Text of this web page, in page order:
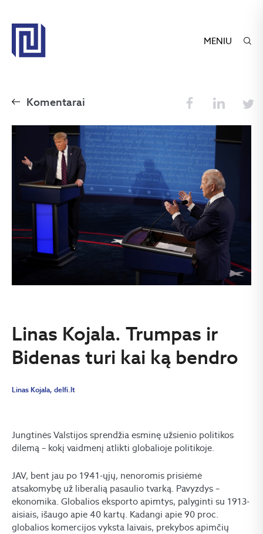
MENIU
Komentarai
Linas Kojala. Trumpas ir
Bidenas turi kai ką bendro
Linas Kojala, delfi.lt
Jungtinės Valstijos sprendžia esminę užsienio politikos
dilemą – kokį vaidmenį atlikti globalioje politikoje.
JAV, bent jau po 1941-ųjų, nenoromis prisiėmė
atsakomybę už liberalią pasaulio tvarką. Pavyzdys –
ekonomika. Globalios eksporto apimtys, palyginti su 1913-
aisiais, išaugo apie 40 kartų. Kadangi apie 90 proc.
globalios komercijos vyksta laivais, prekybos apimčių